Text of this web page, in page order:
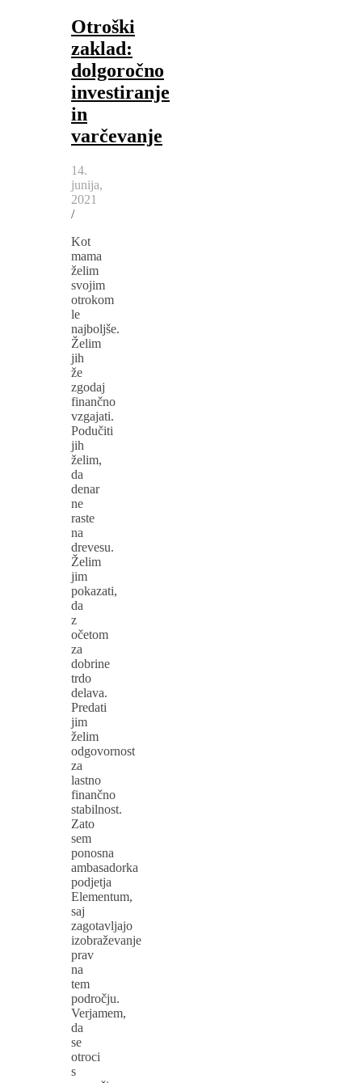
Otroški
zaklad:
dolgoročno
investiranje
in
varčevanje
14.
junija,
2021
/
Kot
mama
želim
svojim
otrokom
le
najboljše.
Želim
jih
že
zgodaj
finančno
vzgajati.
Podučiti
jih
želim,
da
denar
ne
raste
na
drevesu.
Želim
jim
pokazati,
da
z
očetom
za
dobrine
trdo
delava.
Predati
jim
želim
odgovornost
za
lastno
finančno
stabilnost.
Zato
sem
ponosna
ambasadorka
podjetja
Elementum,
saj
zagotavljajo
izobraževanje
prav
na
tem
področju.
Verjamem,
da
se
otroci
s